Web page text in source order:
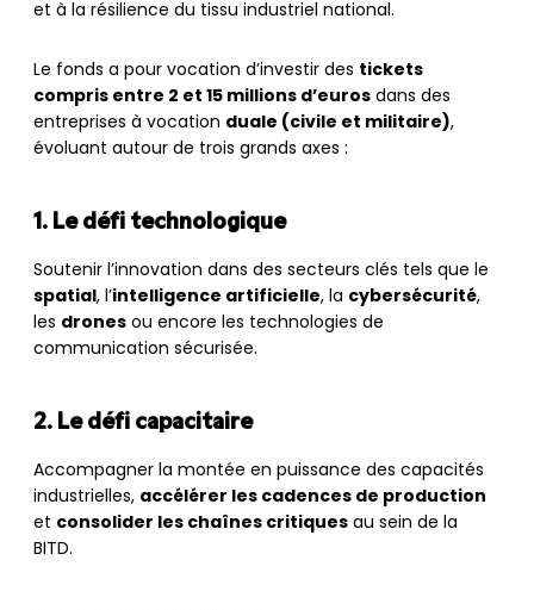
et à la résilience du tissu industriel national.
Le fonds a pour vocation d’investir des tickets
compris entre 2 et 15 millions d’euros dans des
entreprises à vocation duale (civile et militaire),
évoluant autour de trois grands axes :
1. Le défi technologique
Soutenir l’innovation dans des secteurs clés tels que le
spatial , l’intelligence artificielle, la cybersécurité,
les drones ou encore les technologies de
communication sécurisée.
2. Le défi capacitaire
Accompagner la montée en puissance des capacités
industrielles, accélérer les cadences de production
et consolider les chaînes critiques au sein de la
BITD.